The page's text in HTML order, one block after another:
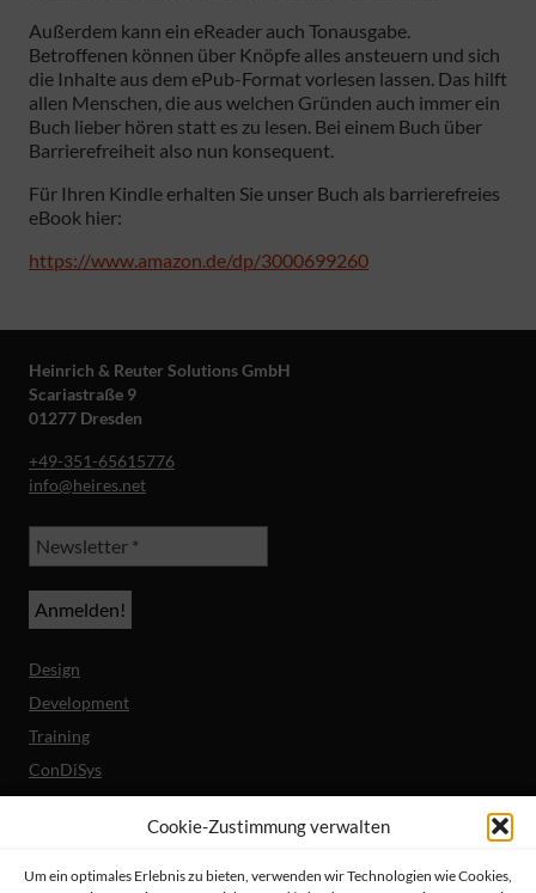
Cookie-Zustimmung verwalten
Um ein optimales Erlebnis zu bieten, verwenden wir Technologien wie Cookies,
Außerdem kann ein eReader auch Tonausgabe.
Betroffenen können über Knöpfe alles ansteuern und sich
die Inhalte aus dem ePub-Format vorlesen lassen. Das hilft
allen Menschen, die aus welchen Gründen auch immer ein
Buch lieber hören statt es zu lesen. Bei einem Buch über
Barrierefreiheit also nun konsequent.
Für Ihren Kindle erhalten Sie unser Buch als barrierefreies
eBook hier:
https://www.amazon.de/dp/3000699260
Heinrich & Reuter Solutions GmbH
Scariastraße 9
01277 Dresden
+49-351-65615776
info@heires.net
Design
Development
Training
ConDiSys
Barrierefreiheit
Mobile Lösungen